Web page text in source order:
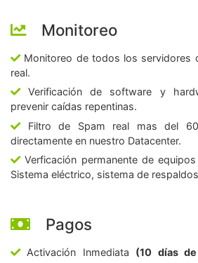
Monitoreo
Monitoreo de todos los servidores
real.
Verificación de software y
prevenir caídas repentinas.
Filtro de Spam real mas del
directamente en nuestro Datacenter.
Verficación permanente de equipos
Sistema eléctrico, sistema de
Pagos
Activación Inmediata (10 días